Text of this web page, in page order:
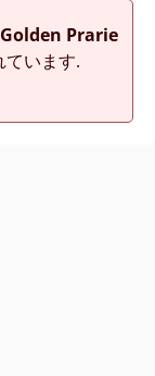
Golden Prarie
ています.